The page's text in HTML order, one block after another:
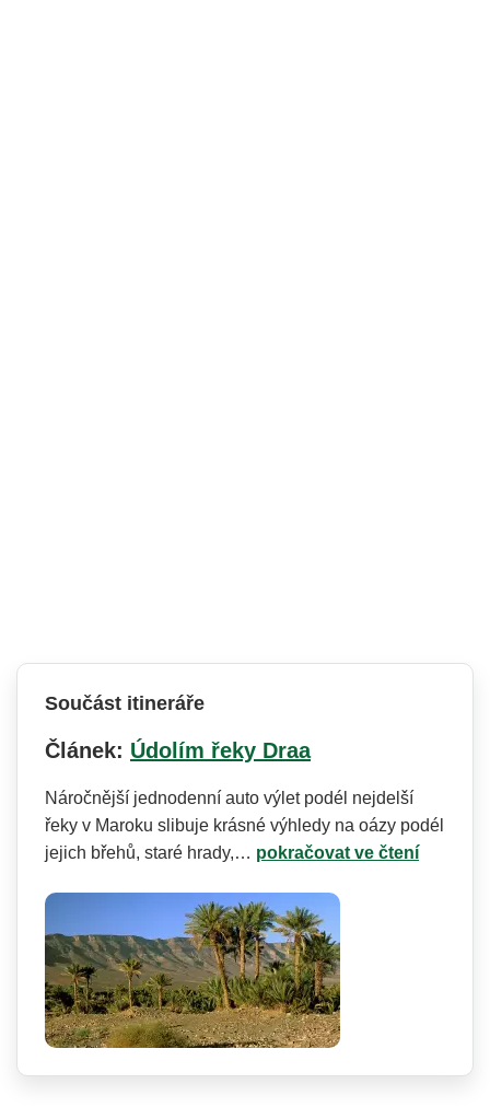
Součást itineráře
Článek: Údolím řeky Draa
Náročnější jednodenní auto výlet podél nejdelší
řeky v Maroku slibuje krásné výhledy na oázy podél
jejich břehů, staré hrady,… pokračovat ve čtení